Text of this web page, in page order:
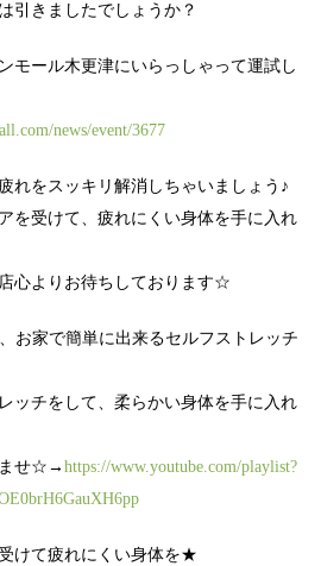
引きましたでしょうか？
モール木更津にいらっしゃって運試し
news/event/3677
れをスッキリ解消しちゃいましょう♪
を受けて、疲れにくい身体を手に入れ
心よりお待ちしております☆
お家で簡単に出来るセルフストレッチ
ッチをして、柔らかい身体を手に入れ
ませ☆→ https://www.youtube.com/playlist?
けて疲れにくい身体を★